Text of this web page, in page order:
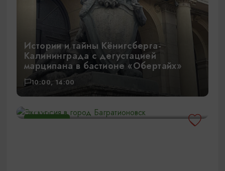
Истории и тайны Кёнигсберга-
Калининграда с дегустацией
марципана в бастионе «Обертайх»
10:00, 14:00
3000₽
Экскурсия в город Багратионовск
10:00